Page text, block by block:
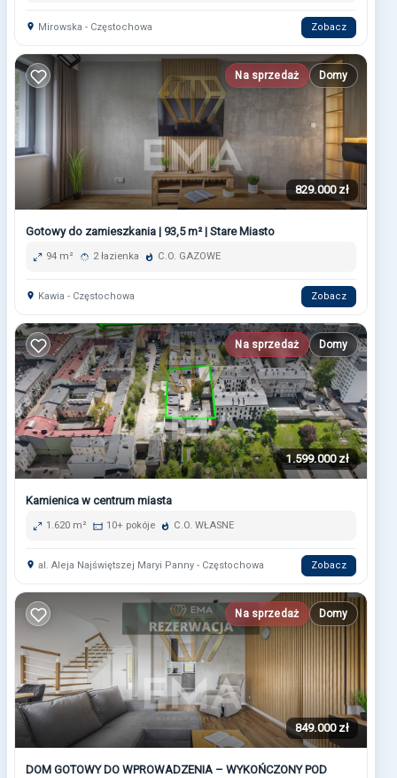
Mirowska - Częstochowa Zobacz
Na sprzedaż Domy
829.000 zł
Gotowy do zamieszkania | 93,5 m² | Stare Miasto
94 m² 2 łazienka C.O. GAZOWE
Kawia - Częstochowa Zobacz
Na sprzedaż Domy
1.599.000 zł
Kamienica w centrum miasta
1.620 m² 10+ pokóje C.O. WŁASNE
al. Aleja Najświętszej Maryi Panny - Częstochowa Zobacz
Na sprzedaż Domy
849.000 zł
DOM GOTOWY DO WPROWADZENIA – WYKOŃCZONY POD